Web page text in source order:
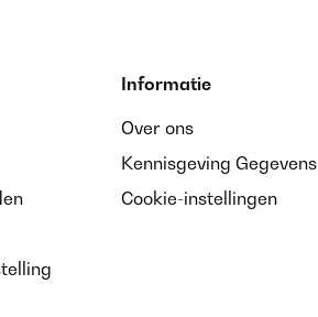
Informatie
Over ons
Kennisgeving Gegevens
Cookie-instellingen